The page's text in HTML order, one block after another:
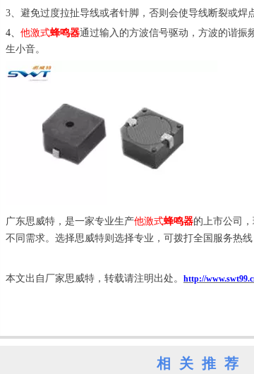
3、避免过度拉扯导线或者针脚，否则会使导线断裂或焊
4、 他激式蜂鸣器通过输入的方波信号驱动，方波的谐振
生小音。
广东思威特， 是一家专业生产他激式蜂鸣器的上市公司
不同需求。选择思威特则选择专业，可拨打全国服务热线
本文出自厂家思威特，转载请注明出处。 http://
相关推荐